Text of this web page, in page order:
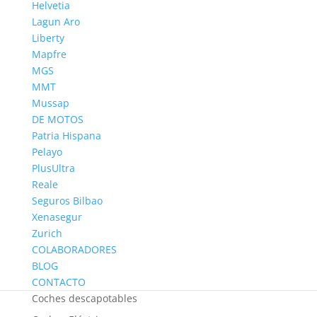
Helvetia
Lagun Aro
Liberty
Mapfre
MGS
MMT
Mussap
DE MOTOS
Patria Hispana
Pelayo
PlusUltra
Reale
Seguros Bilbao
Xenasegur
Zurich
COLABORADORES
BLOG
CONTACTO
seguros de coches
seguros de coches baratos
seguros para coches
seguros para coches híbridos
seguro todo riesgo para coches
Tesla Model 3 precio
CATEGORÍAS
Aseguradoras
Clásicos
Coche usado
Coche volador
Coches Anfíbios
Coches de hidrógeno
Coches de tres ruedas
Coches descapotables